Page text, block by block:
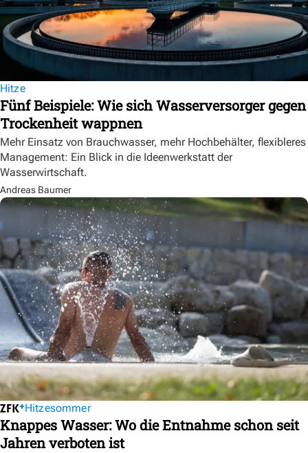
Hitze
Fünf Beispiele: Wie sich Wasserversorger gegen
Trockenheit wappnen
Mehr Einsatz von Brauchwasser, mehr Hochbehälter, flexibleres
Management: Ein Blick in die Ideenwerkstatt der
Wasserwirtschaft.
Andreas Baumer
Hitzesommer
Knappes Wasser: Wo die Entnahme schon seit
Jahren verboten ist